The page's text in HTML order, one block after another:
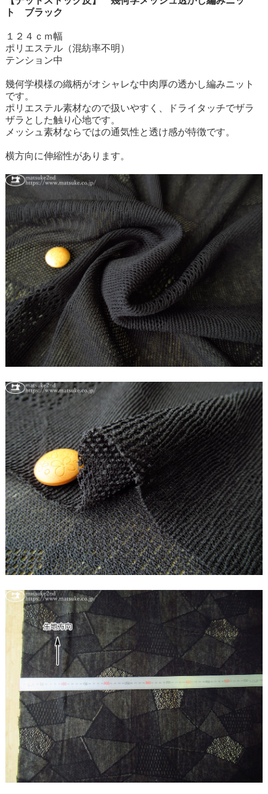
ト ブラック
１２４ｃｍ幅
ポリエステル（混紡率不明）
テンション中
幾何学模様の織柄がオシャレな中肉厚の透かし編みニット
です。
ポリエステル素材なので扱いやすく、ドライタッチでザラ
ザラとした触り心地です。
メッシュ素材ならではの通気性と透け感が特徴です。
横方向に伸縮性があります。